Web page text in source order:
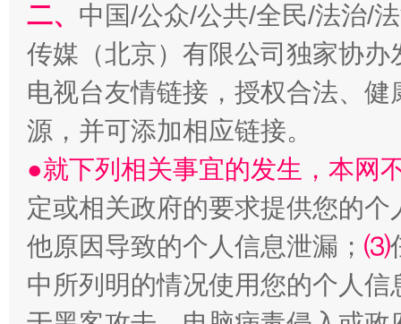
二、 中国/公众/公共/全民/法治/
传媒（北京）有限公司独家协
电视台友情链接，授权合法、
源，并可添加相应链接。
●就下列相关事宜的发生，本网
定或相关政府的要求提供您的个
他原因导致的个人信息泄漏； ⑶
中所列明的情况使用您的个人